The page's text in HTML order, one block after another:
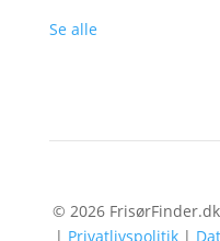
Se alle
© 2026
| Privatlivspolitik |